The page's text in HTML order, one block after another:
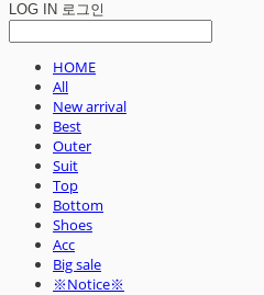
LOG IN 로그인
HOME
All
New arrival
Best
Outer
Suit
Top
Bottom
Shoes
Acc
Big sale
※Notice※